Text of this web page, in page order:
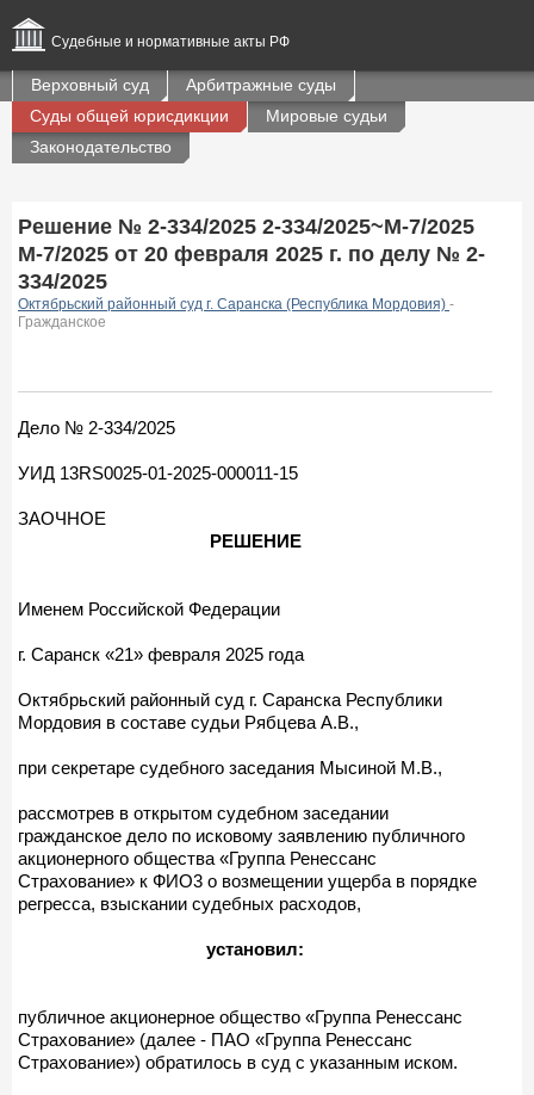
Судебные и нормативные акты РФ
Верховный суд
Арбитражные суды
Суды общей юрисдикции
Мировые судьи
Законодательство
Решение № 2-334/2025 2-334/2025~М-7/2025
М-7/2025 от 20 февраля 2025 г. по делу № 2-
334/2025
Октябрьский районный суд г. Саранска (Республика Мордовия) -
Гражданское
Дело № 2-334/2025
УИД 13RS0025-01-2025-000011-15
ЗАОЧНОЕ
РЕШЕНИЕ
Именем Российской Федерации
г. Саранск «21» февраля 2025 года
Октябрьский районный суд г. Саранска Республики
Мордовия в составе судьи Рябцева А.В.,
при секретаре судебного заседания Мысиной М.В.,
рассмотрев в открытом судебном заседании
гражданское дело по исковому заявлению публичного
акционерного общества «Группа Ренессанс
Страхование» к ФИО3 о возмещении ущерба в порядке
регресса, взыскании судебных расходов,
установил:
публичное акционерное общество «Группа Ренессанс
Страхование» (далее - ПАО «Группа Ренессанс
Страхование») обратилось в суд с указанным иском.